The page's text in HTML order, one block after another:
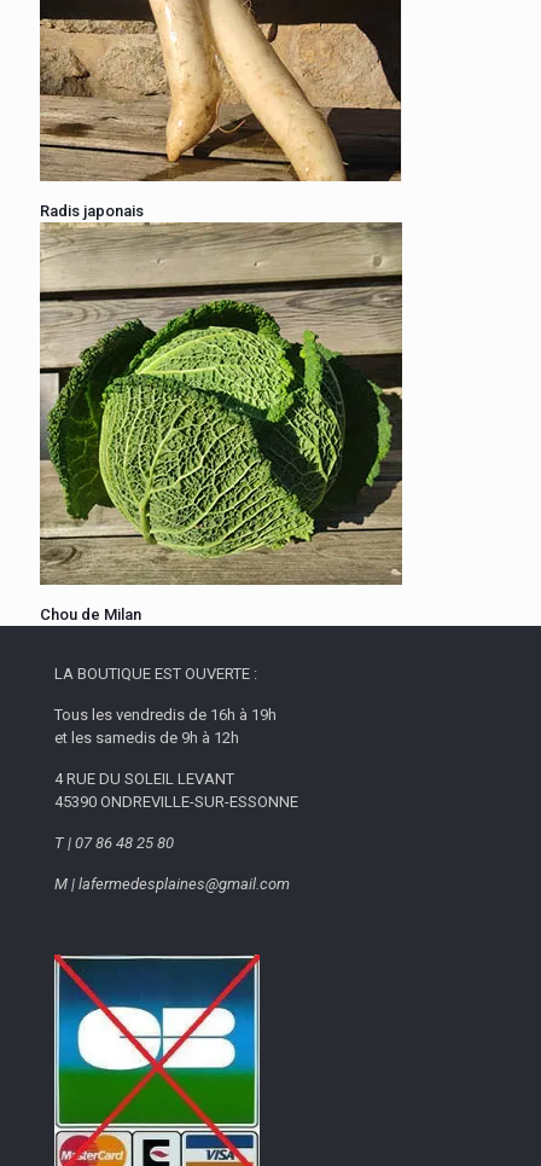
Radis japonais
Chou de Milan
LA BOUTIQUE EST OUVERTE :
Tous les vendredis de 16h à 19h
et les samedis de 9h à 12h
4 RUE DU SOLEIL LEVANT
45390 ONDREVILLE-SUR-ESSONNE
T | 07 86 48 25 80
M | lafermedesplaines@gmail.com